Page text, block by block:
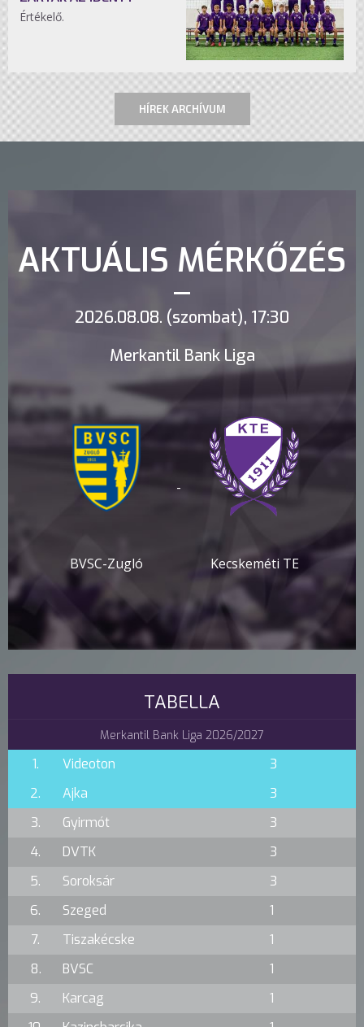
Értékelő.
HÍREK ARCHÍVUM
AKTUÁLIS MÉRKŐZÉS
2026.08.08. (szombat), 17:30
Merkantil Bank Liga
BVSC-Zugló
-
Kecskeméti TE
TABELLA
Merkantil Bank Liga 2026/2027
1. Videoton
3
2.
Ajka
3
3.
Gyirmót
3
4.
DVTK
3
5.
Soroksár
3
6.
Szeged
1
7.
Tiszakécske
1
8.
BVSC
1
9.
Karcag
1